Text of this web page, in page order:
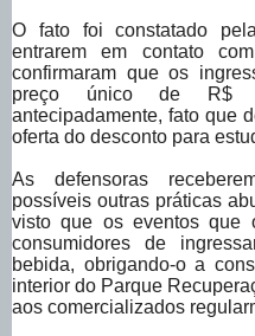
O fato foi constatado
entrarem em contato
confirmaram que os
preço único de R$
antecipadamente, fato que
oferta do desconto para
As defensoras
possíveis outras práticas
visto que os eventos que
consumidores de
bebida, obrigando-o a
interior do Parque
aos comercializados